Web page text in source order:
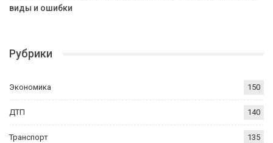
виды и ошибки
Рубрики
Экономика 150
ДТП 140
Транспорт 135